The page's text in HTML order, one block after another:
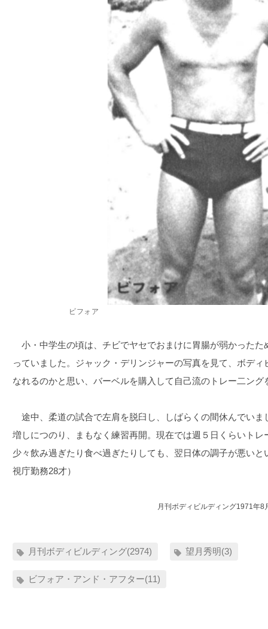
ビフォア
小・中学生の頃は、チビでヤセでおまけに胃腸が弱かったた
っていました。ジャック・デリンジャーの写真を見て、ボデ
なれるのかと思い、バーベルを購入して自己流のトレー二ング
途中、柔道の試合で左肩を脱臼し、しばらくの間休んでいま
増しにつのり、まもなく練習再開。現在では週５日くらいト
少々飲み過ぎたり食べ過ぎたりしても、翌日体の調子が悪い
視庁勤務28才）
月刊ボディビルディング1971年8
月刊ボディビルディング(2974) 望月秀明(3)
ビフォア・アンド・アフター(11)